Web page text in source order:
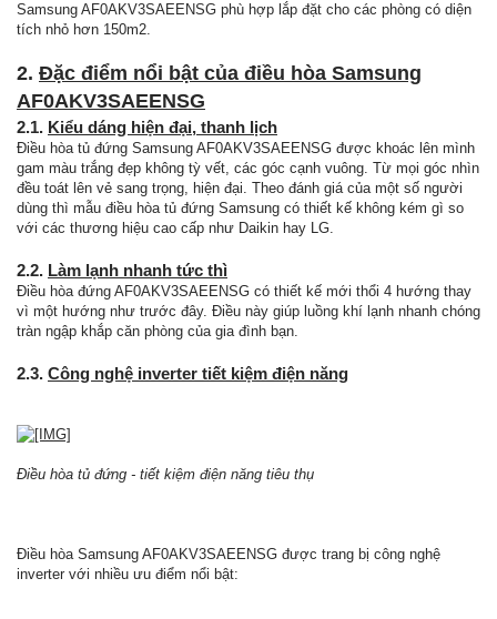
Samsung AF0AKV3SAEENSG phù hợp lắp đặt cho các phòng có diện
tích nhỏ hơn 150m2.
2. Đặc điểm nổi bật của điều hòa Samsung
AF0AKV3SAEENSG
2.1. Kiểu dáng hiện đại, thanh lịch
Điều hòa tủ đứng Samsung AF0AKV3SAEENSG được khoác lên mình
gam màu trắng đẹp không tỳ vết, các góc cạnh vuông. Từ mọi góc nhìn
đều toát lên vẻ sang trọng, hiện đại. Theo đánh giá của một số người
dùng thì mẫu điều hòa tủ đứng Samsung có thiết kế không kém gì so
với các thương hiệu cao cấp như Daikin hay LG.
2.2. Làm lạnh nhanh tức thì
Điều hòa đứng AF0AKV3SAEENSG có thiết kế mới thổi 4 hướng thay
vì một hướng như trước đây. Điều này giúp luồng khí lạnh nhanh chóng
tràn ngập khắp căn phòng của gia đình bạn.
2.3. Công nghệ inverter tiết kiệm điện năng
Điều hòa tủ đứng - tiết kiệm điện năng tiêu thụ
Điều hòa Samsung AF0AKV3SAEENSG được trang bị công nghệ
inverter với nhiều ưu điểm nổi bật: